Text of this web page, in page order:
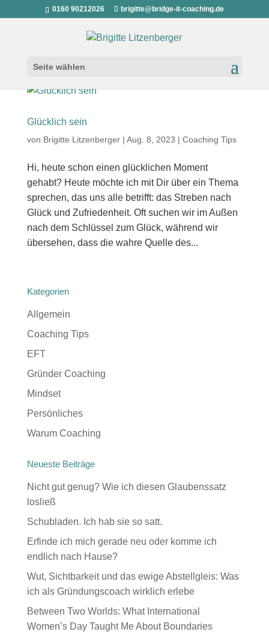
0160 90212026 brigitte@bridge-it-coaching.de
Seite wählen
Glücklich sein
von Brigitte Litzenberger| Aug. 8, 2023 | Coaching Tips
Hi, heute schon einen glücklichen Moment
gehabt? Heute möchte ich mit Dir über ein Thema
sprechen, das uns alle betrifft: das Streben nach
Glück und Zufriedenheit. Oft suchen wir im Außen
nach dem Schlüssel zum Glück, während wir
übersehen, dass die wahre Quelle des...
Kategorien
Allgemein
Coaching Tips
EFT
Gründer Coaching
Mindset
Persönliches
Warum Coaching
Neueste Beiträge
Nicht gut genug? Wie ich diesen Glaubenssatz
losließ
Schubladen. Ich hab sie so satt.
Erfinde ich mich gerade neu oder komme ich
endlich nach Hause?
Wut, Sichtbarkeit und das ewige Abstellgleis: Was
ich als Gründungscoach wirklich erlebe
Between Two Worlds: What International
Women’s Day Taught Me About Boundaries